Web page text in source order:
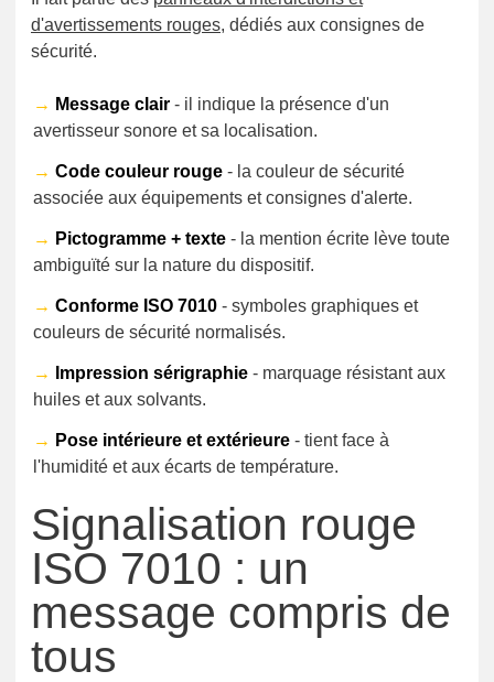
d'avertissements rouges, dédiés aux consignes de
sécurité.
→ Message clair - il indique la présence d'un
avertisseur sonore et sa localisation.
→ Code couleur rouge - la couleur de sécurité
associée aux équipements et consignes d'alerte.
→ Pictogramme + texte - la mention écrite lève toute
ambiguïté sur la nature du dispositif.
→ Conforme ISO 7010 - symboles graphiques et
couleurs de sécurité normalisés.
→ Impression sérigraphie - marquage résistant aux
huiles et aux solvants.
→ Pose intérieure et extérieure - tient face à
l'humidité et aux écarts de température.
Signalisation rouge
ISO 7010 : un
message compris de
tous